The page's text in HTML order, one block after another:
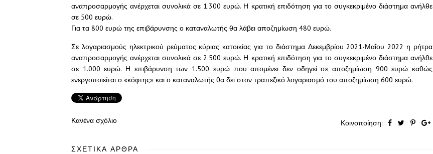
αναπροσαρμογής ανέρχεται συνολικά σε 1.300 ευρώ. Η κρατική επιδότηση για το συγκεκριμένο διάστημα ανήλθε
σε 500 ευρώ.
Για τα 800 ευρώ της επιβάρυνσης ο καταναλωτής θα λάβει αποζημίωση 480 ευρώ.
Σε λογαριασμούς ηλεκτρικού ρεύματος κύριας κατοικίας για το διάστημα Δεκεμβρίου 2021-Μαΐου 2022 η ρήτρα
αναπροσαρμογής ανέρχεται συνολικά σε 2.500 ευρώ. Η κρατική επιδότηση για το συγκεκριμένο διάστημα ανήλθε
σε 1.000 ευρώ. Η επιβάρυνση των 1.500 ευρώ που απομένει δεν οδηγεί σε αποζημίωση 900 ευρώ καθώς
ενεργοποιείται ο «κόφτης» και ο καταναλωτής θα δει στον τραπεζικό λογαριασμό του αποζημίωση 600 ευρώ.
Κανένα σχόλιο Κοινοποίηση:
ΣΧΕΤΙΚΆ ΆΡΘΡΑ